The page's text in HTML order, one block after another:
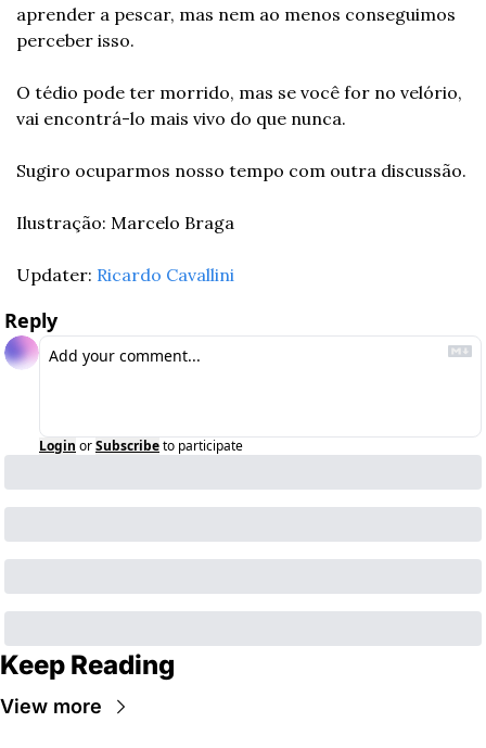
aprender a pescar, mas nem ao menos conseguimos
perceber isso.
O tédio pode ter morrido, mas se você for no velório,
vai encontrá-lo mais vivo do que nunca.
Sugiro ocuparmos nosso tempo com outra discussão.
Ilustração: Marcelo Braga
Updater: Ricardo Cavallini
Reply
Login orSubscribeto participate
Keep Reading
View more